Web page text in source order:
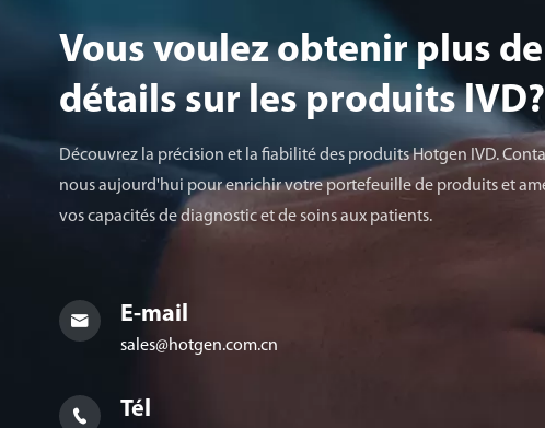
Vous voulez obtenir plus de
détails sur les produits lVD?
Découvrez la précision et la fiabilité des produits Hotgen IVD.
nous aujourd'hui pour enrichir votre portefeuille de produits et
vos capacités de diagnostic et de soins aux patients.
 E-mail
sales@hotgen.com.cn
 Tél